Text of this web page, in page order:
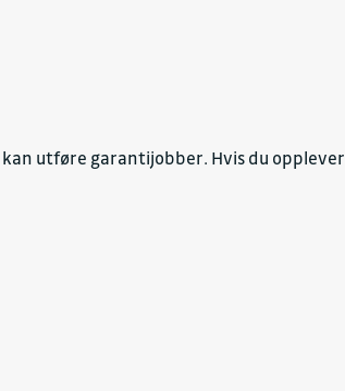
utføre garantijobber. Hvis du opplever